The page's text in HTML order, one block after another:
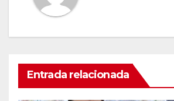
Entrada relacionada